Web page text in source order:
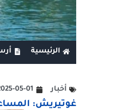
الرئيسية
أخبار 05-01
غوتيريش: